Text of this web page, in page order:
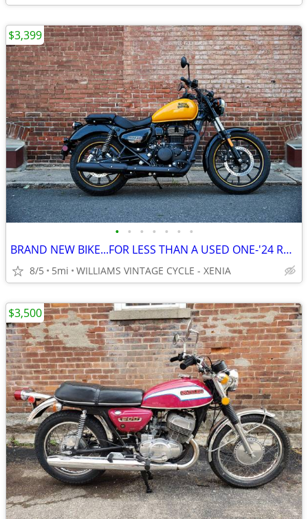
• • • • • • •
BRAND NEW BIKE...FOR LESS THAN A USED ONE-'24 ROYAL ENFIELD METEOR 350
8/5 5mi WILLIAMS VINTAGE CYCLE - XENIA
$3,399
$3,500